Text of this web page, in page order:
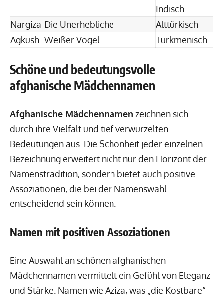
Indisch
Nargiza Die Unerhebliche
Alttürkisch
Agkush Weißer Vogel Turkmenisch
Schöne und bedeutungsvolle
afghanische Mädchennamen
Afghanische Mädchennamen zeichnen sich
durch ihre Vielfalt und tief verwurzelten
Bedeutungen aus. Die Schönheit jeder einzelnen
Bezeichnung erweitert nicht nur den Horizont der
Namenstradition, sondern bietet auch positive
Assoziationen, die bei der Namenswahl
entscheidend sein können.
Namen mit positiven Assoziationen
Eine Auswahl an schönen afghanischen
Mädchennamen vermittelt ein Gefühl von Eleganz
und Stärke. Namen wie Aziza, was „die Kostbare“